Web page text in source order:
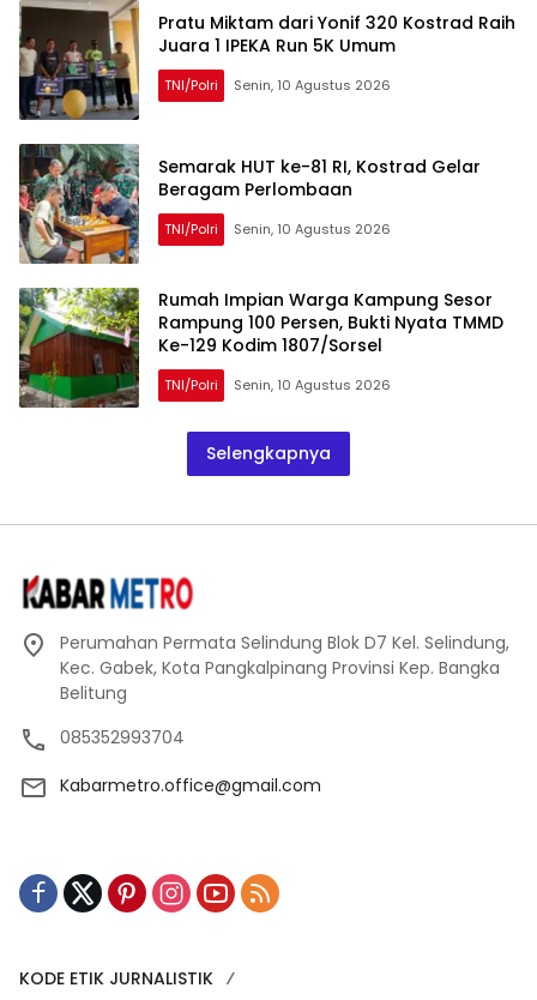
Pratu Miktam dari Yonif 320 Kostrad Raih
Juara 1 IPEKA Run 5K Umum
TNI/Polri Senin, 10 Agustus 2026
Semarak HUT ke-81 RI, Kostrad Gelar
Beragam Perlombaan
TNI/Polri Senin, 10 Agustus 2026
Rumah Impian Warga Kampung Sesor
Rampung 100 Persen, Bukti Nyata TMMD
Ke-129 Kodim 1807/Sorsel
TNI/Polri Senin, 10 Agustus 2026
Selengkapnya
Perumahan Permata Selindung Blok D7 Kel. Selindung,
Kec. Gabek, Kota Pangkalpinang Provinsi Kep. Bangka
Belitung
085352993704
Kabarmetro.office@gmail.com
KODE ETIK JURNALISTIK